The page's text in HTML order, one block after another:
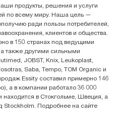
в Казахстане Пр.
продукты, решения и услуги
по всему миру. Наша цель —
ради пользы потребителей,
клиентов и общества.
в 150 странах под ведущими
также другими сильными
JOBST, Knix, Leukoplast,
Saba, Tempo, TOM Organic и
Essity составил примерно 146
а в компании работало 36 000
в Стокгольме, Швеция, а
Stockholm. Подробнее на сайте